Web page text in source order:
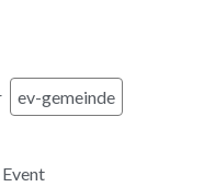
ev-gemeinde